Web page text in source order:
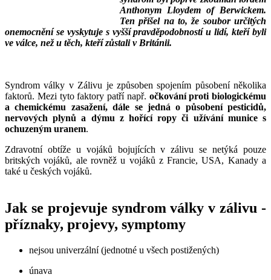
Anthonym Lloydem of Berwickem.
Ten přišel na to, že soubor určitých
onemocnění se vyskytuje s vyšší pravděpodobností u lidí, kteří byli
ve válce, než u těch, kteří zůstali v Británii.
Syndrom války v Zálivu je způsoben spojením působení několika
faktorů. Mezi tyto faktory patří např. očkování proti biologickému
a chemickému zasažení, dále se jedná o působení pesticidů,
nervových plynů a dýmu z hořící ropy či užívání munice s
ochuzeným uranem.
Zdravotní obtíže u vojáků bojujících v zálivu se netýká pouze
britských vojáků, ale rovněž u vojáků z Francie, USA, Kanady a
také u českých vojáků.
Jak se projevuje syndrom války v zálivu -
příznaky, projevy, symptomy
nejsou univerzální (jednotné u všech postižených)
únava